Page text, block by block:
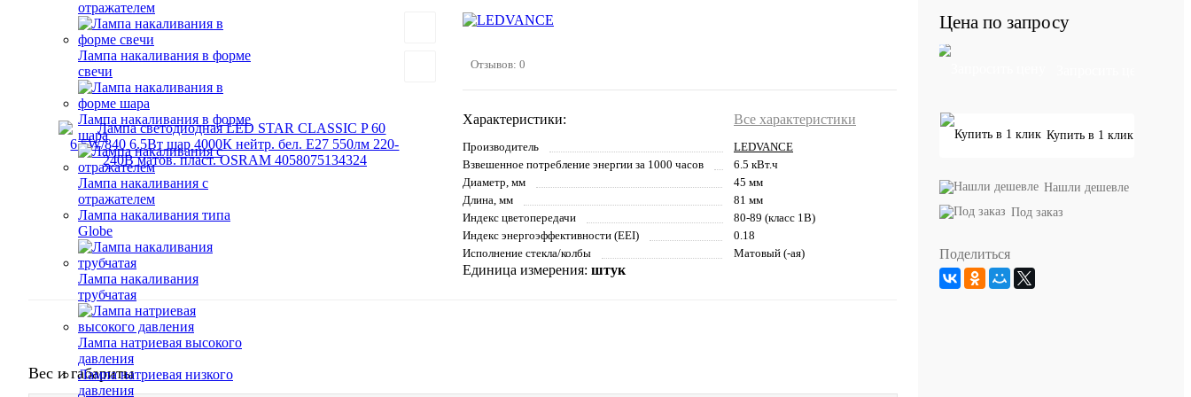
отражателем
Лампа накаливания в форме
свечи
Лампа накаливания в форме
шара
Лампа накаливания с
отражателем
Лампа накаливания типа
Globe
Лампа накаливания
трубчатая
Лампа натриевая высокого
давления
Лампа натриевая низкого
давления
Отзывов: 0
Характеристики: Все характеристики
Производитель
LEDVANCE
Взвешенное потребление энергии за 1000 часов
6.5 кВт.ч
Диаметр, мм
45 мм
Длина, мм
81 мм
Индекс цветопередачи
80-89 (класс 1В)
Индекс энергоэффективности (EEI)
0.18
Исполнение стекла/колбы
Матовый (-ая)
Единица измерения: штук
Вес и габариты
Цена по запросу
Купить в 1 клик
Нашли дешевле
Под заказ
Поделиться